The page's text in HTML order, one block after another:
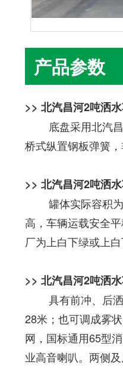
产品参数
>> 北汽昌河2吨洒
底盘采用北汽昌
桥式纵置钢板弹簧
>> 北汽昌河2吨洒
罐体实际容积为
高，车辆运载安全
厂为上白下绿或上
>> 北汽昌河2吨洒
具有前冲、后洒
28米；也可调成雾
网，国标通用65型
业高音喇叭。两侧